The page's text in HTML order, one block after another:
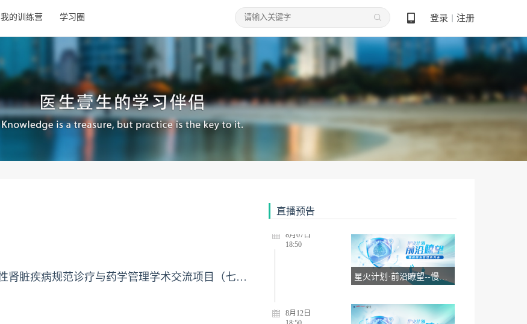
我的训练营 学习圈 登录 注册
肾谋药略 —— 慢性肾脏疾病规范诊疗与药学管理学术交流项目（七十）
直播预告
8月08日
13:50
苏豫皖共话糖心肾（8.8）
18:50
星火计划·前沿瞭望--慢病综合管理系列会8.7
18:50